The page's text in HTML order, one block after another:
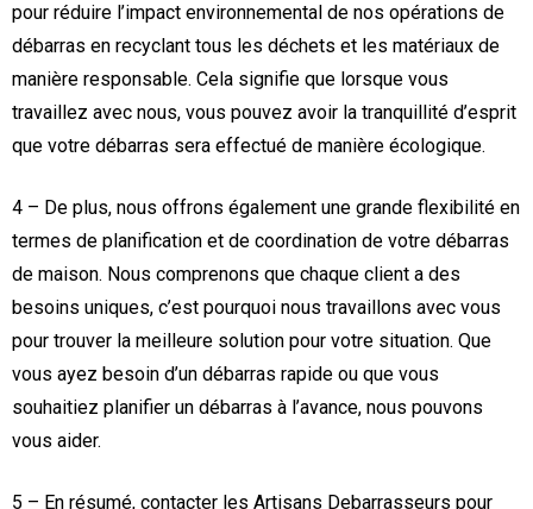
pour réduire l’impact environnemental de nos opérations de
débarras en recyclant tous les déchets et les matériaux de
manière responsable. Cela signifie que lorsque vous
travaillez avec nous, vous pouvez avoir la tranquillité d’esprit
que votre débarras sera effectué de manière écologique.
4 – De plus, nous offrons également une grande flexibilité en
termes de planification et de coordination de votre débarras
de maison. Nous comprenons que chaque client a des
besoins uniques, c’est pourquoi nous travaillons avec vous
pour trouver la meilleure solution pour votre situation. Que
vous ayez besoin d’un débarras rapide ou que vous
souhaitiez planifier un débarras à l’avance, nous pouvons
vous aider.
5 – En résumé, contacter les Artisans Debarrasseurs pour